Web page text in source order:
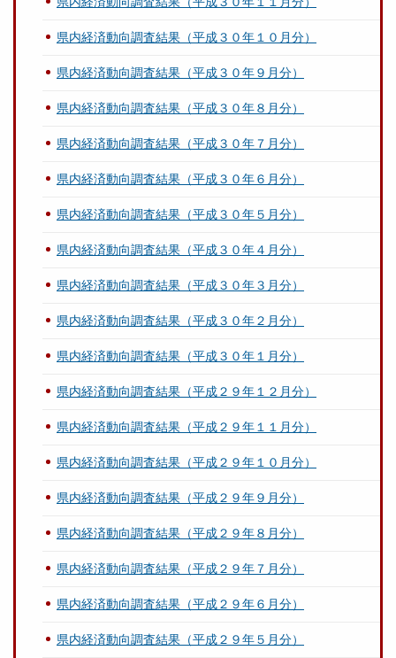
県内経済動向調査結果（平成３０年１０月分）
県内経済動向調査結果（平成３０年９月分）
県内経済動向調査結果（平成３０年８月分）
県内経済動向調査結果（平成３０年７月分）
県内経済動向調査結果（平成３０年６月分）
県内経済動向調査結果（平成３０年５月分）
県内経済動向調査結果（平成３０年４月分）
県内経済動向調査結果（平成３０年３月分）
県内経済動向調査結果（平成３０年２月分）
県内経済動向調査結果（平成３０年１月分）
県内経済動向調査結果（平成２９年１２月分）
県内経済動向調査結果（平成２９年１１月分）
県内経済動向調査結果（平成２９年１０月分）
県内経済動向調査結果（平成２９年９月分）
県内経済動向調査結果（平成２９年８月分）
県内経済動向調査結果（平成２９年７月分）
県内経済動向調査結果（平成２９年６月分）
県内経済動向調査結果（平成２９年５月分）